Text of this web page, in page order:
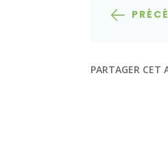
PARTAGER CET